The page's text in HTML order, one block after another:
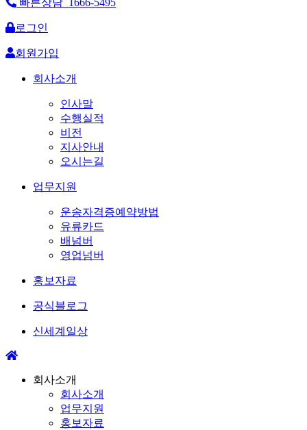
로그인
회원가입
회사소개
인사말
수행실적
비전
지사안내
오시는길
업무지원
운송자격증예약방법
유류카드
배넘버
영업넘버
홍보자료
공식블로그
신세계일상
회사소개
회사소개
업무지원
홍보자료